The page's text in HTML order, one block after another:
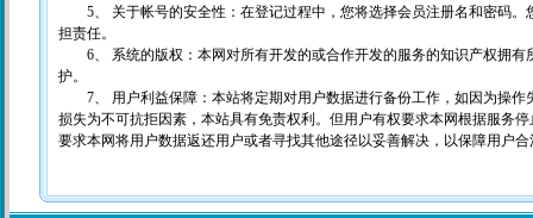
5、 关于帐号的安全性：在登记过程中，您将选择会员注册名和密码。
担责任。
6、 系统的版权：本网对所有开发的或合作开发的服务的知识产权拥有
护。
7、 用户利益保障：本站将定期对用户数据进行备份工作，如因为操作
损失为不可抗拒因素，本站具有免责权利。但用户有权要求本网根据服务
要求本网将用户数据返还用户或者寻找其他途径以妥善解决，以保障用户合